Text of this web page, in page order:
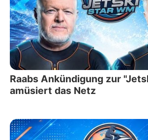
Raabs Ankündigung zur
amüsiert das Netz